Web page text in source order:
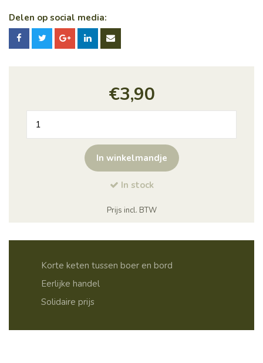
Delen op social media:
€3,90
In winkelmandje
In stock
Prijs incl. BTW
Korte keten tussen boer en bord
Eerlijke handel
Solidaire prijs